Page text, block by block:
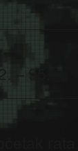
– 95.
rata u